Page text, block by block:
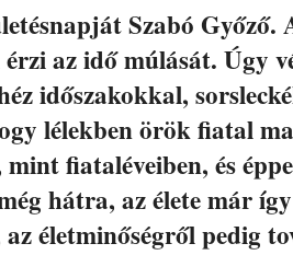
Szabó
az idő múlását. Úgy
időszakokkal,
lélekben örök fiatal
fiataléveiben, és
hátra, az élete már
életminőségről pedig